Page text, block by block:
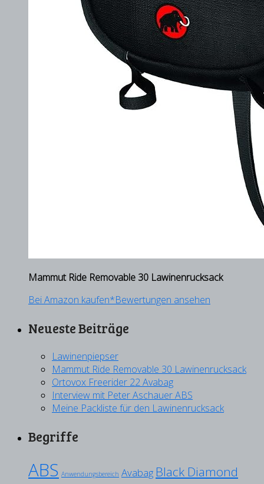
Mammut Ride Removable 30 Lawinenrucksack
Bei Amazon kaufen*Bewertungen ansehen
Neueste Beiträge
Lawinenpiepser
Mammut Ride Removable 30 Lawinenrucksack
Ortovox Freerider 22 Avabag
Interview mit Peter Aschauer ABS
Meine Packliste für den Lawinenrucksack
Begriffe
ABS Anwendungsbereich Avabag Black Diamond